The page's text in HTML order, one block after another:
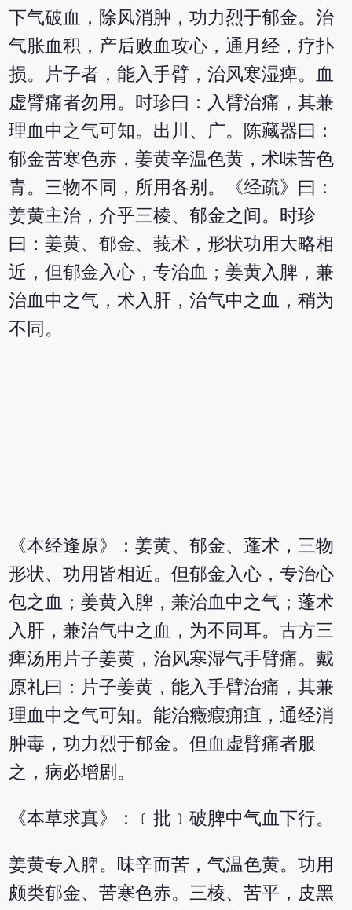
下气破血，除风消肿，功力烈于郁金。治
气胀血积，产后败血攻心，通月经，疗扑
损。片子者，能入手臂，治风寒湿痺。血
虚臂痛者勿用。时珍曰：入臂治痛，其兼
理血中之气可知。出川、广。陈藏器曰：
郁金苦寒色赤，姜黄辛温色黄，术味苦色
青。三物不同，所用各别。《经疏》曰：
姜黄主治，介乎三棱、郁金之间。时珍
曰：姜黄、郁金、莪术，形状功用大略相
近，但郁金入心，专治血；姜黄入脾，兼
治血中之气，术入肝，治气中之血，稍为
不同。
《本经逢原》：姜黄、郁金、蓬术，三物
形状、功用皆相近。但郁金入心，专治心
包之血；姜黄入脾，兼治血中之气；蓬术
入肝，兼治气中之血，为不同耳。古方三
痺汤用片子姜黄，治风寒湿气手臂痛。戴
原礼曰：片子姜黄，能入手臂治痛，其兼
理血中之气可知。能治癥瘕痈疽，通经消
肿毒，功力烈于郁金。但血虚臂痛者服
之，病必增剧。
《本草求真》：﹝批﹞破脾中气血下行。
姜黄专入脾。味辛而苦，气温色黄。功用
颇类郁金、苦寒色赤。三棱、苦平，皮黑